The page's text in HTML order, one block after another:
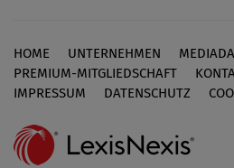
Footer
HOME UNTERNEHMEN
PREMIUM-MITGLIEDSCHAFT
IMPRESSUM
DATENSCHUTZ